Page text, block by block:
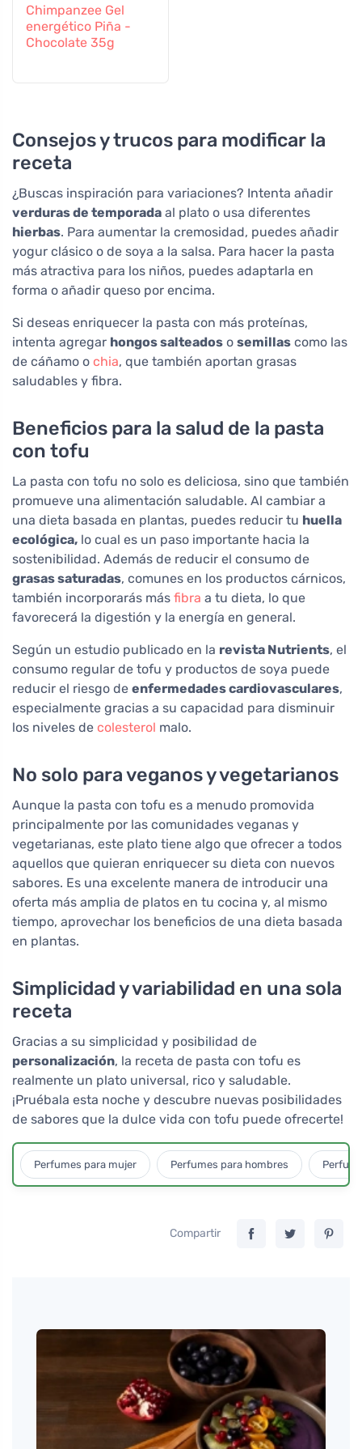
Chimpanzee Gel
energético Piña -
Chocolate 35g
Consejos y trucos para modificar la
receta
¿Buscas inspiración para variaciones? Intenta añadir
verduras de temporada al plato o usa diferentes
hierbas. Para aumentar la cremosidad, puedes añadir
yogur clásico o de soya a la salsa. Para hacer la pasta
más atractiva para los niños, puedes adaptarla en
forma o añadir queso por encima.
Si deseas enriquecer la pasta con más proteínas,
intenta agregar hongos salteados o semillas como las
de cáñamo o chia, que también aportan grasas
saludables y fibra.
Beneficios para la salud de la pasta
con tofu
La pasta con tofu no solo es deliciosa, sino que también
promueve una alimentación saludable. Al cambiar a
una dieta basada en plantas, puedes reducir tu huella
ecológica, lo cual es un paso importante hacia la
sostenibilidad. Además de reducir el consumo de
grasas saturadas, comunes en los productos cárnicos,
también incorporarás más fibra a tu dieta, lo que
favorecerá la digestión y la energía en general.
Según un estudio publicado en la revista Nutrients, el
consumo regular de tofu y productos de soya puede
reducir el riesgo de enfermedades cardiovasculares,
especialmente gracias a su capacidad para disminuir
los niveles de colesterol malo.
No solo para veganos y vegetarianos
Aunque la pasta con tofu es a menudo promovida
principalmente por las comunidades veganas y
vegetarianas, este plato tiene algo que ofrecer a todos
aquellos que quieran enriquecer su dieta con nuevos
sabores. Es una excelente manera de introducir una
oferta más amplia de platos en tu cocina y, al mismo
tiempo, aprovechar los beneficios de una dieta basada
en plantas.
Simplicidad y variabilidad en una sola
receta
Gracias a su simplicidad y posibilidad de
personalización, la receta de pasta con tofu es
realmente un plato universal, rico y saludable.
¡Pruébala esta noche y descubre nuevas posibilidades
de sabores que la dulce vida con tofu puede ofrecerte!
Perfumes para mujer Perfumes para hombres
Compartir